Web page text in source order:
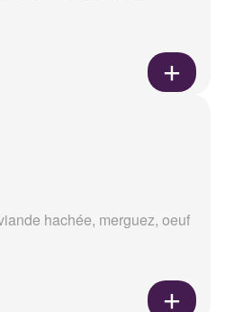
hachée, merguez, oeuf